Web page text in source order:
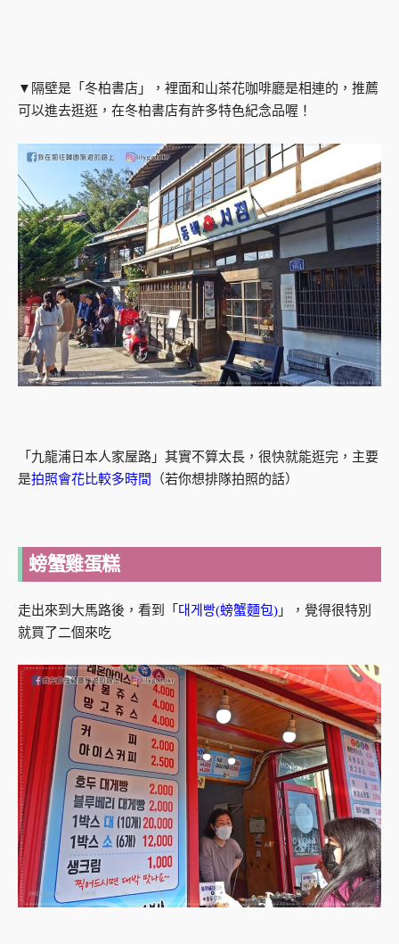
▼隔壁是「冬柏書店」，裡面和山茶花咖啡廳是相連的，推薦
可以進去逛逛，在冬柏書店有許多特色紀念品喔！
「九龍浦日本人家屋路」其實不算太長，很快就能逛完，主要
是拍照會花比較多時間 （若你想排隊拍照的話）
螃蟹雞蛋糕
走出來到大馬路後，看到「 대게빵(螃蟹麵包) 」，覺得很特別
就買了二個來吃